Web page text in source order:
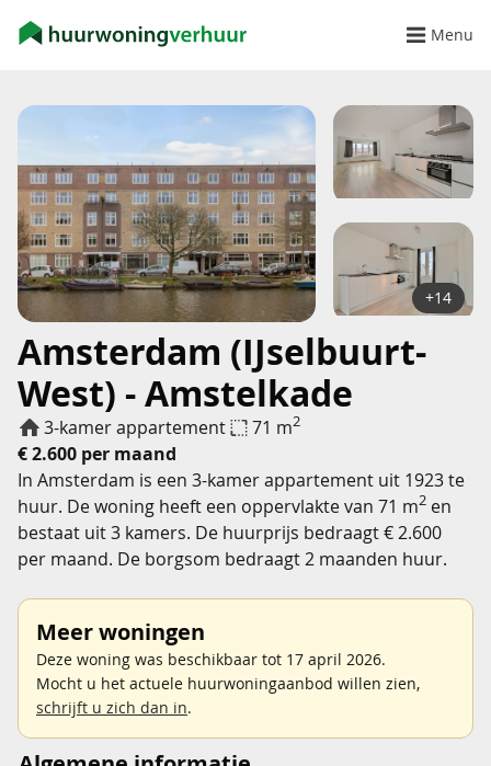
Menu
Amsterdam (IJselbuurt-
West) - Amstelkade
3-kamer appartement 71 m2
€ 2.600 per maand
+14
In Amsterdam is een 3-kamer appartement uit 1923 te
huur. De woning heeft een oppervlakte van 71 m2 en
bestaat uit 3 kamers. De huurprijs bedraagt € 2.600
per maand. De borgsom bedraagt 2 maanden huur.
Meer woningen
Deze woning was beschikbaar tot 17 april 2026.
Mocht u het actuele huurwoningaanbod willen zien,
schrijft u zich dan in.